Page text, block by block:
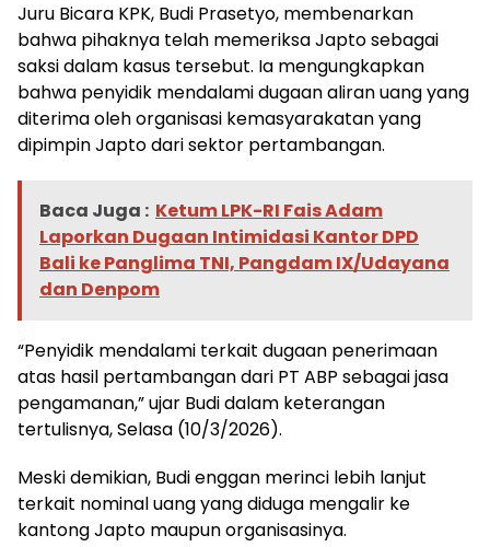
Juru Bicara KPK, Budi Prasetyo, membenarkan
bahwa pihaknya telah memeriksa Japto sebagai
saksi dalam kasus tersebut. Ia mengungkapkan
bahwa penyidik mendalami dugaan aliran uang yang
diterima oleh organisasi kemasyarakatan yang
dipimpin Japto dari sektor pertambangan.
Baca Juga : Ketum LPK-RI Fais Adam
Laporkan Dugaan Intimidasi Kantor DPD
Bali ke Panglima TNI, Pangdam IX/Udayana
dan Denpom
“Penyidik mendalami terkait dugaan penerimaan
atas hasil pertambangan dari PT ABP sebagai jasa
pengamanan,” ujar Budi dalam keterangan
tertulisnya, Selasa (10/3/2026).
Meski demikian, Budi enggan merinci lebih lanjut
terkait nominal uang yang diduga mengalir ke
kantong Japto maupun organisasinya.